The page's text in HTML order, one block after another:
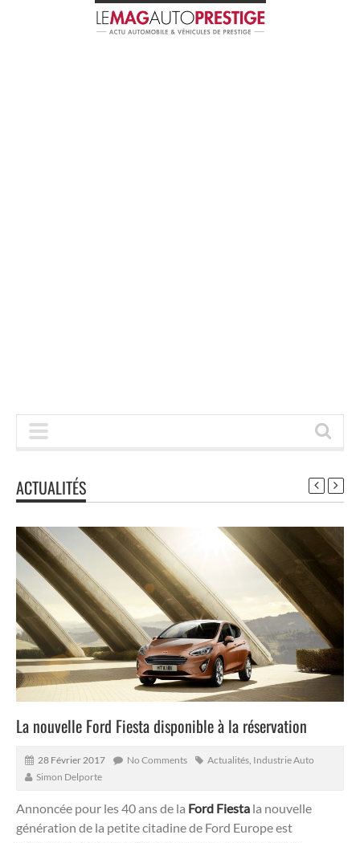
ACTUALITÉS
La nouvelle Ford Fiesta disponible à la réservation
28 Février 2017 No Comments Actualités Industrie Auto
Simon Delporte
Annoncée pour les 40 ans de la Ford Fiesta la nouvelle
génération de la petite citadine de Ford Europe est